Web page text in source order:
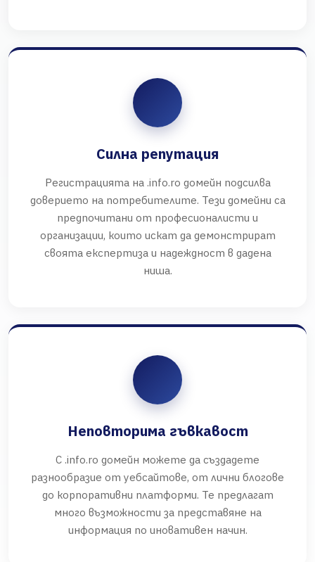
Силна репутация
Регистрацията на .info.ro домейн подсилва
доверието на потребителите. Тези домейни са
предпочитани от професионалисти и
организации, които искат да демонстрират
своята експертиза и надеждност в дадена
ниша.
Неповторима гъвкавост
С .info.ro домейн можете да създадете
разнообразие от уебсайтове, от лични блогове
до корпоративни платформи. Те предлагат
много възможности за представяне на
информация по иновативен начин.